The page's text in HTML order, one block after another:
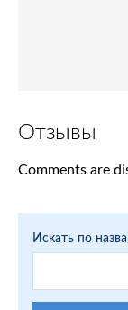
Отзывы
Comments are
Искать по